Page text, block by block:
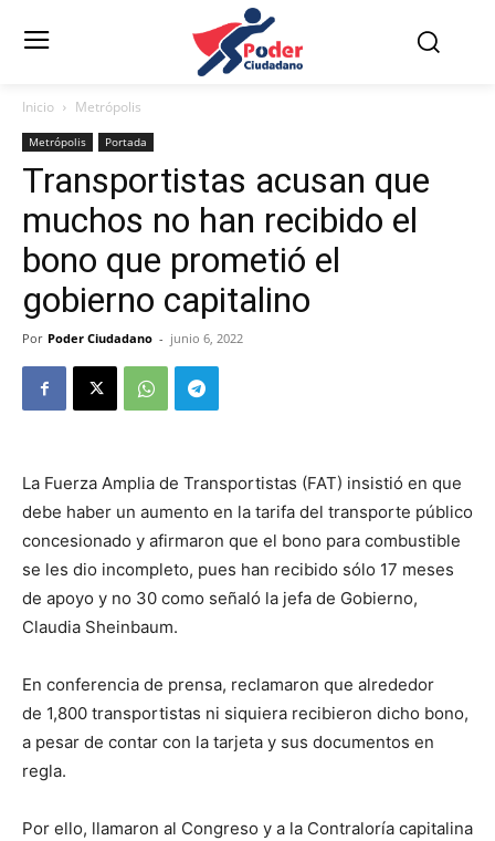
Inicio Metrópolis
Metrópolis Portada
Transportistas acusan que
muchos no han recibido el
bono que prometió el
gobierno capitalino
Por Poder Ciudadano - junio 6, 2022
La Fuerza Amplia de Transportistas (FAT) insistió en que
debe haber un aumento en la tarifa del transporte público
concesionado y afirmaron que el bono para combustible
se les dio incompleto, pues han recibido sólo 17 meses
de apoyo y no 30 como señaló la jefa de Gobierno,
Claudia Sheinbaum.
En conferencia de prensa, reclamaron que alrededor
de 1,800 transportistas ni siquiera recibieron dicho bono,
a pesar de contar con la tarjeta y sus documentos en
regla.
Por ello, llamaron al Congreso y a la Contraloría capitalina